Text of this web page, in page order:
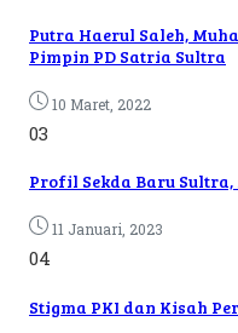
Putra Haerul Saleh,
Pimpin PD Satria Sultra
10 Maret, 2022
03
Profil Sekda Baru
11 Januari, 2023
04
Stigma PKI dan Kisah